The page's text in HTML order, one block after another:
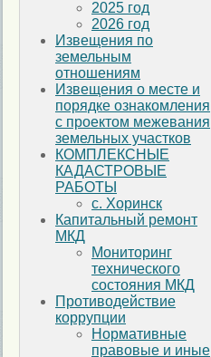
2025 год
2026 год
Извещения по
земельным
отношениям
Извещения о месте и
порядке ознакомления
с проектом межевания
земельных участков
КОМПЛЕКСНЫЕ
КАДАСТРОВЫЕ
РАБОТЫ
с. Хоринск
Капитальный ремонт
МКД
Мониторинг
технического
состояния МКД
Противодействие
коррупции
Нормативные
правовые и иные